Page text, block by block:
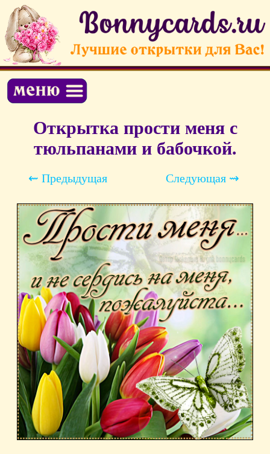
Открытка прости меня с
тюльпанами и бабочкой.
⇜ Предыдущая Следующая ⇝